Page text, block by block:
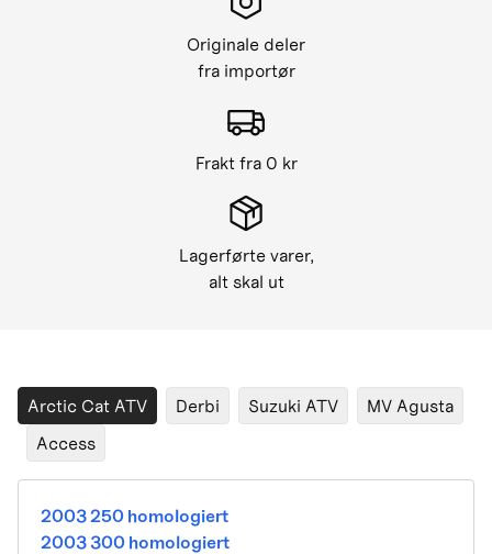
Originale deler
fra importør
Frakt fra 0 kr
Lagerførte varer,
alt skal ut
Arctic Cat ATV Derbi Suzuki ATV
MV Agusta
Access
2003 250 homologiert
2003 300 homologiert